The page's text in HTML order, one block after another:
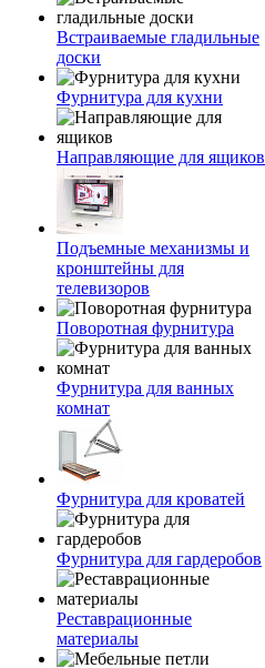
Встраиваемые гладильные
доски
Фурнитура для кухни
Направляющие для ящиков
Подъемные механизмы и
кронштейны для
телевизоров
Поворотная фурнитура
Фурнитура для ванных
комнат
Фурнитура для кроватей
Фурнитура для гардеробов
Реставрационные
материалы